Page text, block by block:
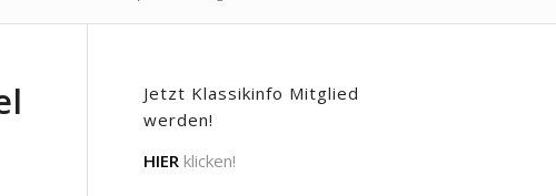
Jetzt Klassikinfo Mitglied
werden!
HIER klicken!